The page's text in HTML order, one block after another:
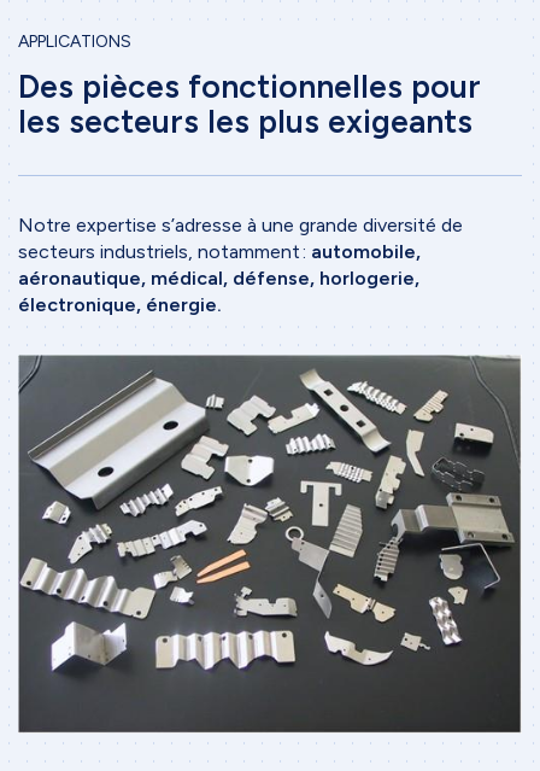
APPLICATIONS
Des pièces fonctionnelles pour
les secteurs les plus exigeants
Notre expertise s’adresse à une grande diversité de
secteurs industriels, notamment : automobile,
aéronautique, médical, défense, horlogerie,
électronique, énergie.